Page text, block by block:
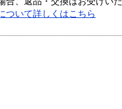
ついて詳しくはこちら